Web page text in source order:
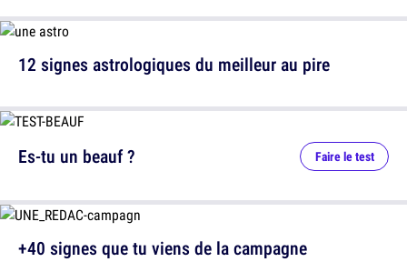
12 signes astrologiques du meilleur au pire
Es-tu un beauf ? Faire le test
+40 signes que tu viens de la campagne